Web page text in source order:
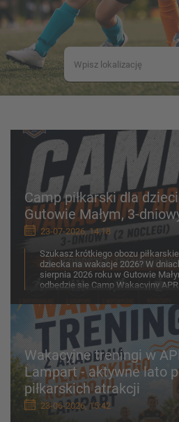
Camp piłkarski dla
Gutowie Małym, 3-
23-07-2026, 14:18
Szukasz krótkiego obozu
dziecka na wakacje 2026? W
sierpnia 2026 roku w Gutowie
odbędzie się Camp Wakacyjny APR,
Wakacyjne treningi w
Lampart - aktywne lato
piłkarskich atrakcji
23-06-2026, 15:42